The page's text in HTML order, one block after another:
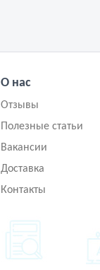
О нас
Отзывы
Полезные статьи
Вакансии
Доставка
Контакты